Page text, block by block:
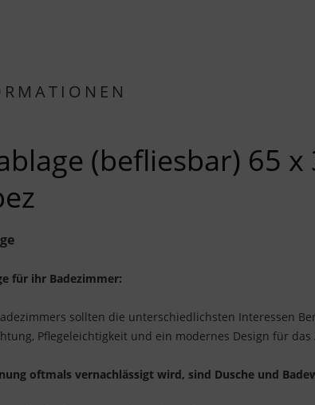
(befliesbar) 65
für ihr Badezimmer:
sollten die unterschiedlichsten Interessen
Pflegeleichtigkeit und ein modernes Design für
oftmals vernachlässigt wird, sind Dusche und